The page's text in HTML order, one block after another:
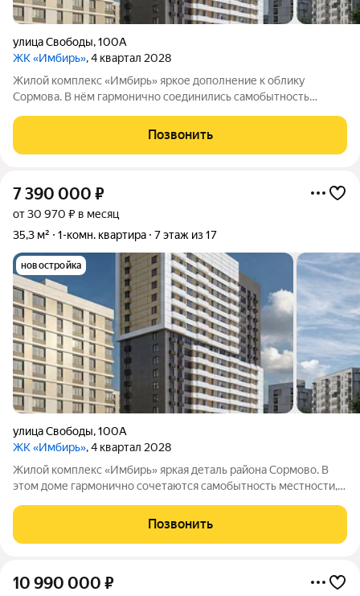
улица Свободы,100А
ЖК «Имбирь», 4 квартал 2028
Жилой комплекс «Имбирь» яркое дополнение к облику
Сормова. В нём гармонично соединились самобытность
необходимое находится в шаговой доступности: транспортная
развязка, торговые точки,
Позвонить
7 390 000 ₽
от 30 970 ₽ в месяц
35,3 м²
1-комн. квартира 7 этаж из 17
новостройка
улица Свободы,100А
ЖК «Имбирь», 4 квартал 2028
Жилой комплекс «Имбирь» яркая деталь района Сормово. В
этом доме гармонично сочетаются самобытность местности,
необходимое находится поблизости: транспортные маршруты,
торговые точки, образовательные
Позвонить
10 990 000 ₽